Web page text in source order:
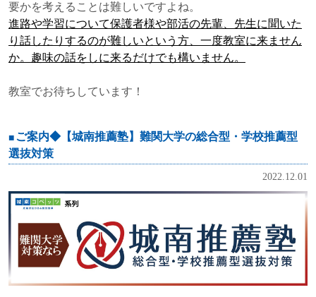
要かを考えることは難しいですよね。
進路や学習について保護者様や部活の先輩、先生に聞いた
り話したりするのが難しいという方、一度教室に来ません
か。 趣味の話をしに来るだけでも構いません。
教室でお待ちしています！
ご案内◆【城南推薦塾】難関大学の総合型・学校推薦型
選抜対策
2022.12.01